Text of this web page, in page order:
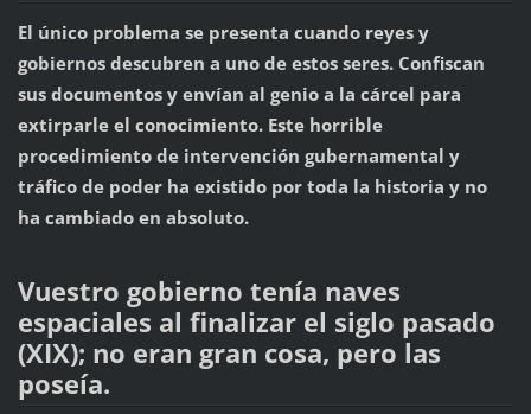
El único problema se presenta cuando reyes y
gobiernos descubren a uno de estos seres. Confiscan
sus documentos y envían al genio a la cárcel para
extirparle el conocimiento. Este horrible
procedimiento de intervención gubernamental y
tráfico de poder ha existido por toda la historia y no
ha cambiado en absoluto.
Vuestro gobierno tenía naves
espaciales al finalizar el siglo pasado
(XIX); no eran gran cosa, pero las
poseía.